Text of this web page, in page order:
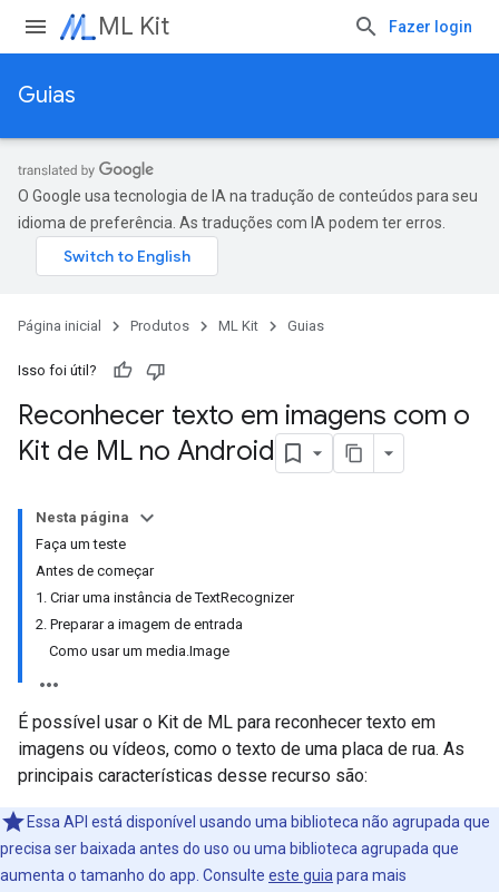
ML Kit Fazer login
Guias
O Google usa tecnologia de IA na tradução de conteúdos para seu
idioma de preferência. As traduções com IA podem ter erros.
Página inicial Produtos ML Kit Guias
Isso foi útil?
Reconhecer texto em imagens com o
Kit de ML no Android
Nesta página
Faça um teste
Antes de começar
1. Criar uma instância de TextRecognizer
2. Preparar a imagem de entrada
Como usar um media.Image
É possível usar o Kit de ML para reconhecer texto em
imagens ou vídeos, como o texto de uma placa de rua. As
principais características desse recurso são:
Essa API está disponível usando uma biblioteca não agrupada que
precisa ser baixada antes do uso ou uma biblioteca agrupada que
aumenta o tamanho do app. Consulte este guia para mais